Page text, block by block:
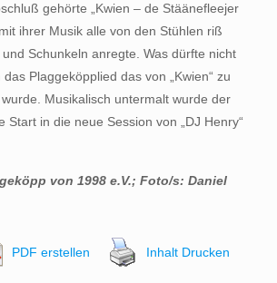
gehörte „Kwien – de Stäänefleejer
ihrer Musik alle von den Stühlen riß
Schunkeln anregte. Was dürfte nicht
Plaggeköpplied das von „Kwien“ zu
Musikalisch untermalt wurde der
Start in die neue Session von „DJ Henry“
von 1998 e.V.; Foto/s: Daniel
PDF erstellen Inhalt Drucken